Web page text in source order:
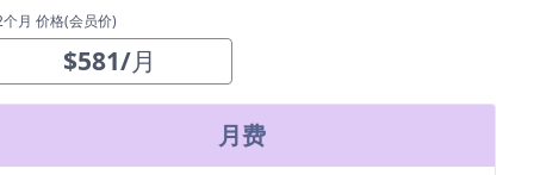
月 价格(会员价)
$581/月
月费